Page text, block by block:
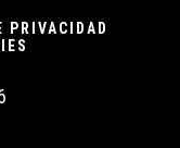
PRIVACIDAD